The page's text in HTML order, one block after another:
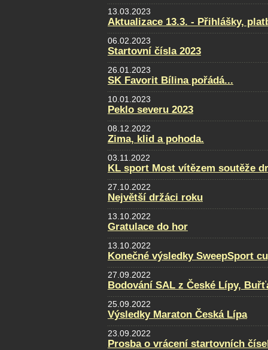
13.03.2023
Aktualizace 13.3. - Přihlášky,
06.02.2023
Startovní čísla 2023
26.01.2023
SK Favorit Bílina pořádá...
10.01.2023
Peklo severu 2023
08.12.2022
Zima, klid a pohoda.
03.11.2022
KL sport Most vítězem soutěže
27.10.2022
Největší držáci roku
13.10.2022
Gratulace do hor
13.10.2022
Konečné výsledky SweepSport
27.09.2022
Bodování SAL z České Lípy,
25.09.2022
Výsledky Maraton Česká Lípa
23.09.2022
Prosba o vrácení startovních